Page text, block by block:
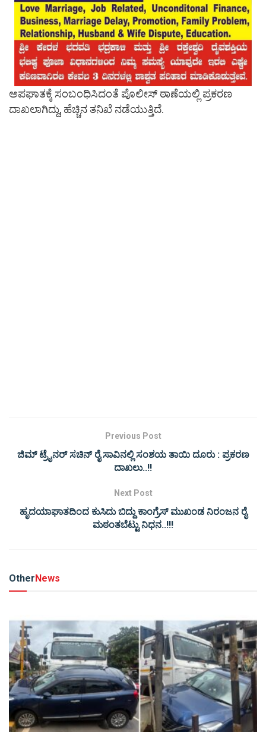
ಅಪಘಾತಕ್ಕೆ ಸಂಬಂಧಿಸಿದಂತೆ ಪೊಲೀಸ್ ಠಾಣೆಯಲ್ಲಿ ಪ್ರಕರಣ
ದಾಖಲಾಗಿದ್ದು, ಹೆಚ್ಚಿನ ತನಿಖೆ ನಡೆಯುತ್ತಿದೆ.
Previous Post
ಜಿಮ್ ಟ್ರೈನ‌ರ್ ಸಚಿನ್ ರೈ ಸಾವಿನಲ್ಲಿ ಸಂಶಯ ತಾಯಿ ದೂರು : ಪ್ರಕರಣ
ದಾಖಲು..!!
Next Post
ಹೃದಯಾಘಾತದಿಂದ ಕುಸಿದು ಬಿದ್ದು ಕಾಂಗ್ರೆಸ್ ಮುಖಂಡ ನಿರಂಜನ ರೈ
ಮಠಂತಬೆಟ್ಟು ನಿಧನ..!!!
OtherNews